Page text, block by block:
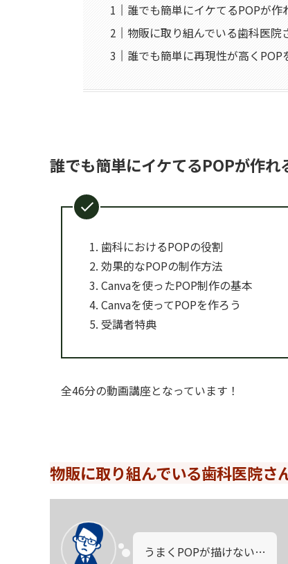
誰でも簡単にイケてるPOPが作
物販に取り組んでいる歯科医院
誰でも簡単に再現性が高くPOP
誰でも簡単にイケてるPOPが作れ
歯科におけるPOPの役割
効果的なPOPの制作方法
Canvaを使ったPOP制作の基本
Canvaを使ってPOPを作ろう
受講者特典
全46分の動画講座となっています！
物販に取り組んでいる歯科医院さ
うまくPOPが描けない…